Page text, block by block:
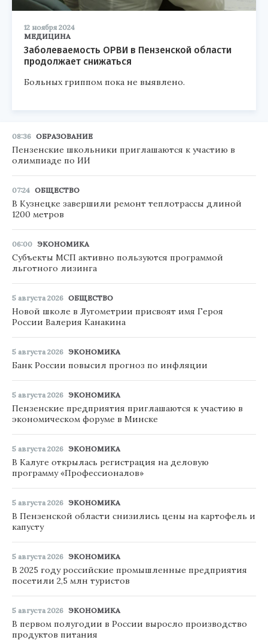
12 ноября 2024
МЕДИЦИНА
Заболеваемость ОРВИ в Пензенской области
продолжает снижаться
Больных гриппом пока не выявлено.
08:36 ОБРАЗОВАНИЕ
Пензенские школьники приглашаются к участию в
олимпиаде по ИИ
07:24 ОБЩЕСТВО
В Кузнецке завершили ремонт теплотрассы длиной
1200 метров
06:00 ЭКОНОМИКА
Субъекты МСП активно пользуются программой
льготного лизинга
5 августа 2026 ОБЩЕСТВО
Новой школе в Лугометрии присвоят имя Героя
России Валерия Канакина
5 августа 2026 ЭКОНОМИКА
Банк России повысил прогноз по инфляции
5 августа 2026 ЭКОНОМИКА
Пензенские предприятия приглашаются к участию в
экономическом форуме в Минске
5 августа 2026 ЭКОНОМИКА
В Калуге открылась регистрация на деловую
программу «Профессионалов»
5 августа 2026 ЭКОНОМИКА
В Пензенской области снизились цены на картофель и
капусту
5 августа 2026 ЭКОНОМИКА
В 2025 году российские промышленные предприятия
посетили 2,5 млн туристов
5 августа 2026 ЭКОНОМИКА
В первом полугодии в России выросло производство
продуктов питания